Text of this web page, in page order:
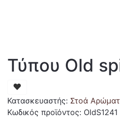
Τύπου Old
Κατασκευαστής: Στοά
Κωδικός προϊόντος: OldS1241